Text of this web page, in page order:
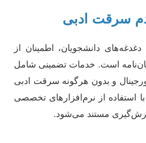
سرقت ادبی
دانشجویان، اطمینان از
است. خدمات تضمینی شامل
اورجینال و بدون هرگونه سرقت ادبی
استفاده از نرم‌افزارهای تخصصی
مستند می‌شود.